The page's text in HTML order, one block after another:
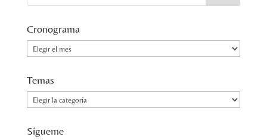
Cronograma
Cronograma
Temas
Temas
Sígueme